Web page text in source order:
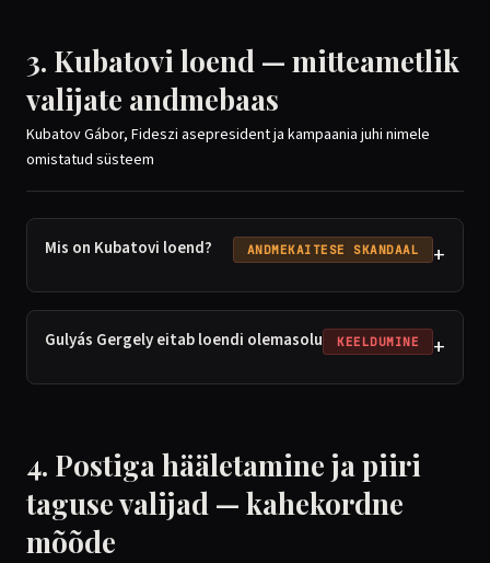
3. Kubatovi loend — mitteametlik
valijate andmebaas
Kubatov Gábor, Fideszi asepresident ja kampaania juhi nimele
omistatud süsteem
Mis on Kubatovi loend? ANDMEKAITESE SKANDAAL +
Gulyás Gergely eitab loendi olemasolu KEELDUMINE +
4. Postiga hääletamine ja piiri
taguse valijad — kahekordne
mõõde